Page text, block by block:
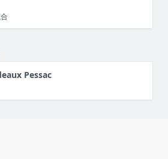
Pessac